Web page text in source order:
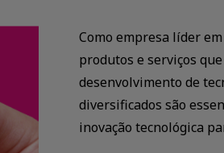
Como empresa líder
produtos e serviços
desenvolvimento de
diversificados são
inovação tecnológica